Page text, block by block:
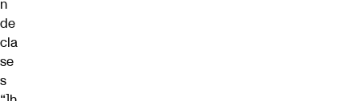
n
de
cla
se
s